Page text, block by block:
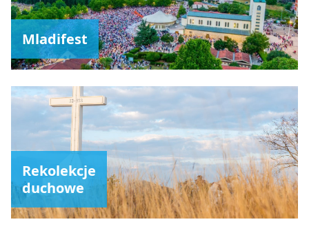
Mladifest
Rekolekcje
duchowe